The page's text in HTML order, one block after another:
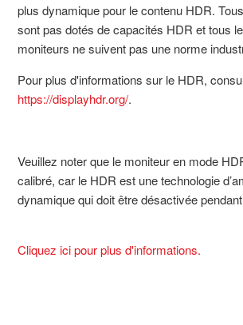
plus dynamique pour le contenu HDR.
sont pas dotés de capacités HDR et tous
moniteurs ne suivent pas une norme
Pour plus d'informations sur le HDR,
https://displayhdr.org/.
Veuillez noter que le moniteur en mode
calibré, car le HDR est une technologie
dynamique qui doit être désactivée
Cliquez ici pour plus d'informations.